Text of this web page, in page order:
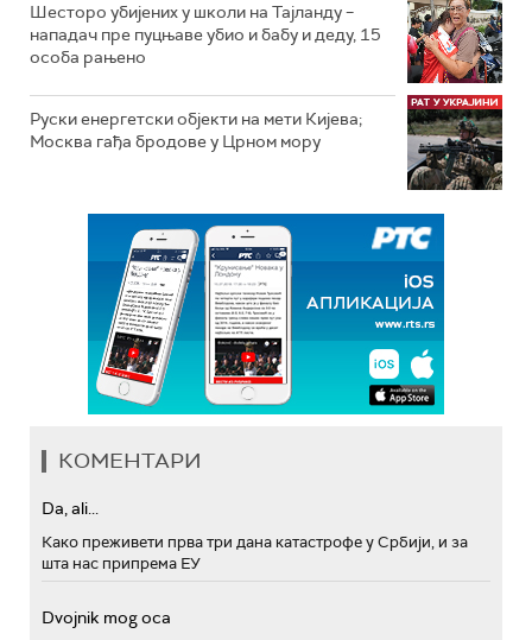
Шесторо убијених у школи на Тајланду –
нападач пре пуцњаве убио и бабу и деду, 15
особа рањено
Руски енергетски објекти на мети Кијева;
Москва гађа бродове у Црном мору
КОМЕНТАРИ
Da, ali...
Како преживети прва три дана катастрофе у Србији, и за
шта нас припрема ЕУ
Dvojnik mog oca